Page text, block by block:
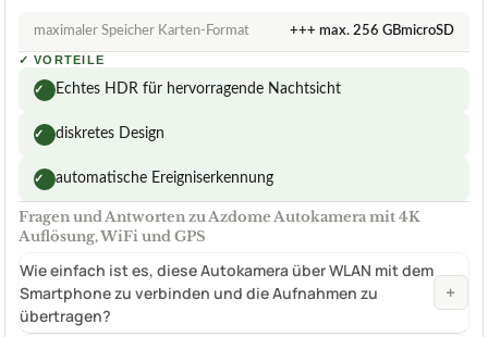
maximaler Speicher Karten-Format +++ max. 256 GBmicroSD
✓ VORTEILE
✓ Echtes HDR für hervorragende Nachtsicht
✓ diskretes Design
✓ automatische Ereigniserkennung
Fragen und Antworten zu Azdome Autokamera mit 4K
Auflösung, WiFi und GPS
Wie einfach ist es, diese Autokamera über WLAN mit dem
Smartphone zu verbinden und die Aufnahmen zu
übertragen?
+